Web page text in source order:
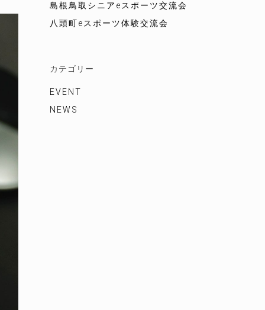
島根鳥取シニアeスポーツ交流会
八頭町eスポーツ体験交流会
カテゴリー
EVENT
NEWS